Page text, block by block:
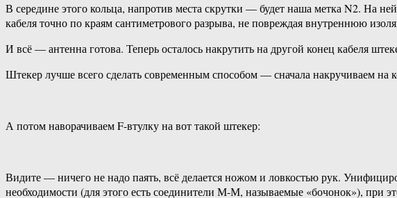
В середине этого кольца, напротив места скрутки — будет наша метка N2. На
кабеля точно по краям сантиметрового разрыва, не повреждая внутреннюю
И всё — антенна готова. Теперь осталось накрутить на другой конец кабеля
Штекер лучше всего сделать современным способом — сначала накручиваем на
А потом наворачиваем F-втулку на вот такой штекер:
Видите — ничего не надо паять, всё делается ножом и ловкостью рук.
необходимости (для этого есть соединители М-М, называемые «бочонок»), при